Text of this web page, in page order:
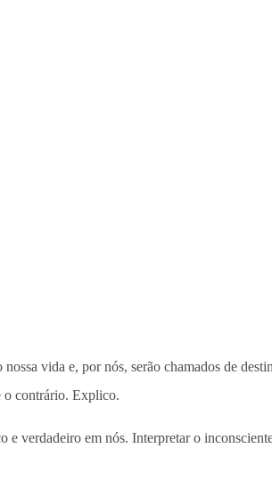
vida e, por nós, serão chamados de
o contrário. Explico.
verdadeiro em nós. Interpretar o